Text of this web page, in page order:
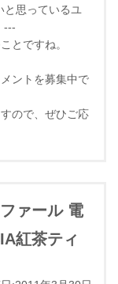
と思っているユ
---
とですね。
ントを募集中で
ので、ぜひご応
ァール 電
紅茶ティ